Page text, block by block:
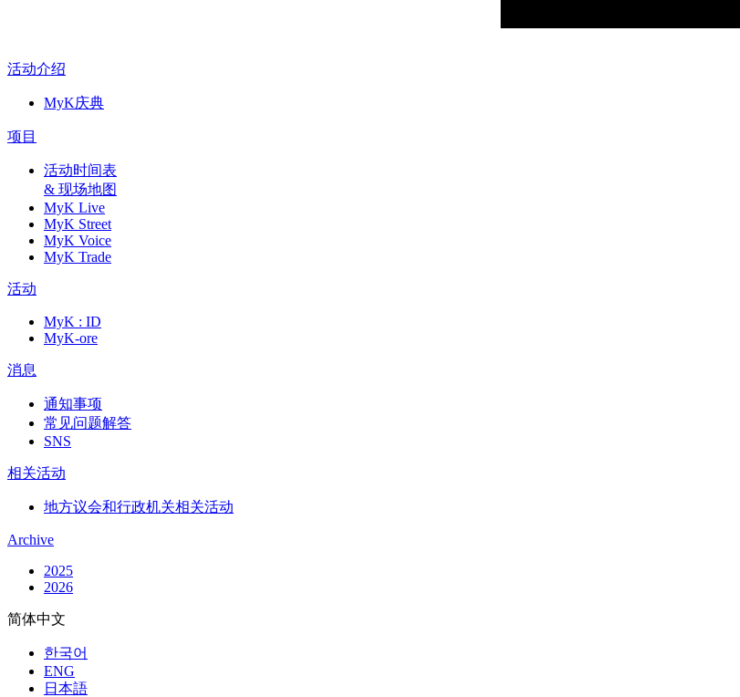
活动介绍
MyK庆典
项目
活动时间表
& 现场地图
MyK Live
MyK Street
MyK Voice
MyK Trade
活动
MyK : ID
MyK-ore
消息
通知事项
常见问题解答
SNS
相关活动
地方议会和行政机关相关活动
Archive
2025
2026
简体中文
한국어
ENG
日本語